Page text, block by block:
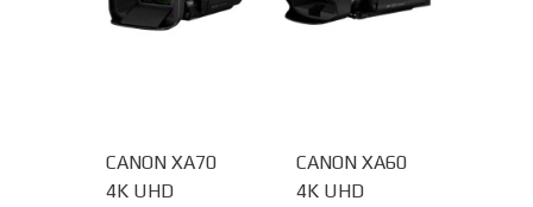
CANON XA70
4K UHD
CANON XA60
4K UHD